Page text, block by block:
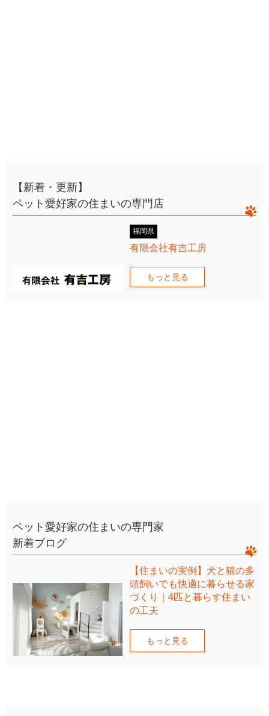
【新着・更新】
ペット愛好家の住まいの専門店
福岡県
有限会社有吉工房
もっと見る
ペット愛好家の住まいの専門家
新着ブログ
【住まいの実例】犬と猫の多
頭飼いでも快適に暮らせる家
づくり｜4匹と暮らす住まい
の工夫
もっと見る